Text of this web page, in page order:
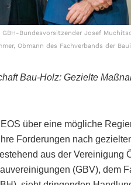
Bundesvorsitzender Josef
Obmann des Fachverbands der
Bau-Holz: Gezielte
über eine mögliche
Forderungen nach
aus der Vereinigung
(GBV), dem